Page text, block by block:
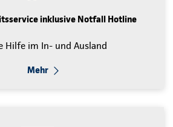
inklusive Notfall Hotline
Hilfe im In- und Ausland
Mehr